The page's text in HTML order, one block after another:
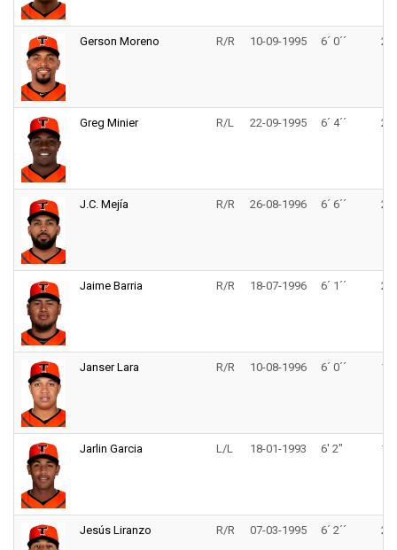
Gerson Moreno R/R 10-09-1995 6´ 0´´
Greg Minier R/L 22-09-1995 6´ 4´´
J.C. Mejía R/R 26-08-1996 6´ 6´´
Jaime Barria R/R 18-07-1996 6´ 1´´
Janser Lara R/R 10-08-1996 6´ 0´´
Jarlin Garcia L/L 18-01-1993 6' 2"
Jesús Liranzo R/R 07-03-1995 6´ 2´´